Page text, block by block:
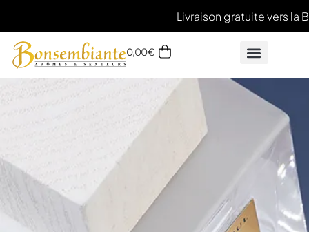
Livraison gratuite vers la
0,00€